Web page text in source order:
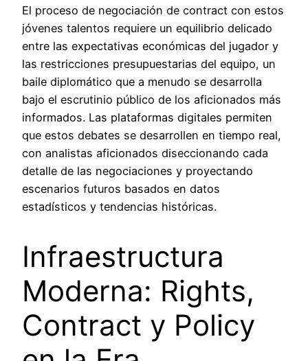
El proceso de negociación de contract con estos
jóvenes talentos requiere un equilibrio delicado
entre las expectativas económicas del jugador y
las restricciones presupuestarias del equipo, un
baile diplomático que a menudo se desarrolla
bajo el escrutinio público de los aficionados más
informados. Las plataformas digitales permiten
que estos debates se desarrollen en tiempo real,
con analistas aficionados diseccionando cada
detalle de las negociaciones y proyectando
escenarios futuros basados en datos
estadísticos y tendencias históricas.
Infraestructura
Moderna: Rights,
Contract y Policy